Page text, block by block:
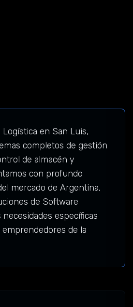
en San Luis,
completos de gestión
de almacén y
con profundo
mercado de Argentina,
de Software
necesidades específicas
de la